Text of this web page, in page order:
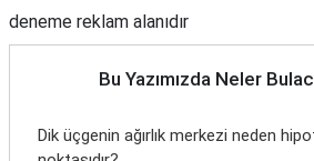
deneme reklam alanıdır
Bu Yazımızda Neler
Dik üçgenin ağırlık merkezi neden